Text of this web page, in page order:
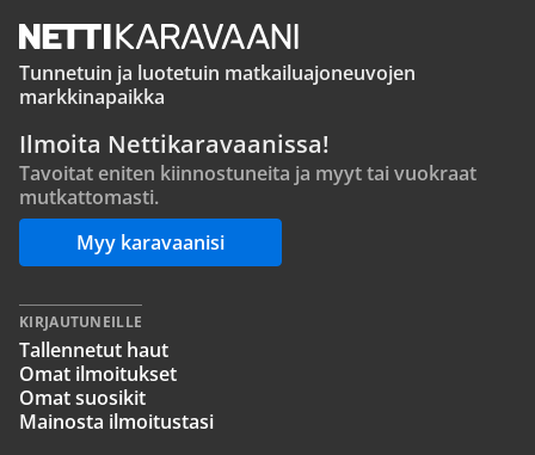
Tunnetuin ja luotetuin matkailuajoneuvojen
markkinapaikka
Ilmoita Nettikaravaanissa!
Tavoitat eniten kiinnostuneita ja myyt tai vuokraat
mutkattomasti.
Myy karavaanisi
KIRJAUTUNEILLE
Tallennetut haut
Omat ilmoitukset
Omat suosikit
Mainosta ilmoitustasi